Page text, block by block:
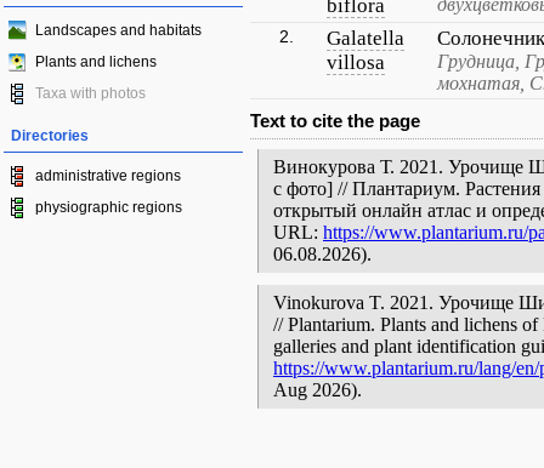
Landscapes and habitats
Plants and lichens
Taxa with photos
Directories
administrative regions
physiographic regions
biflora
2.
Galatella
villosa
Грудница,
мохнатая,
Text to cite the page
Винокурова Т. 2021. Урочище
с фото] // Плантариум.
открытый онлайн атлас и
URL: https://www.plantarium.ru/
06.08.2026).
Vinokurova T. 2021. Урочище
// Plantarium. Plants and lichens
galleries and plant identification
https://www.plantarium.ru/lang/
Aug 2026).